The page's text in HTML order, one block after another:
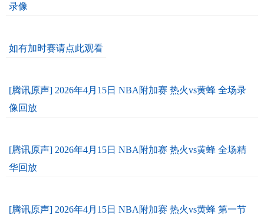
录像
如有加时赛请点此观看
[腾讯原声] 2026年4月15日 NBA附加赛 热火vs黄蜂 全场录
像回放
[腾讯原声] 2026年4月15日 NBA附加赛 热火vs黄蜂 全场精
华回放
[腾讯原声] 2026年4月15日 NBA附加赛 热火vs黄蜂 第一节